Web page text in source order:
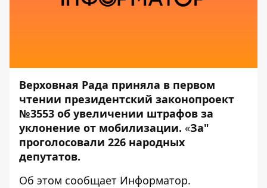
Верховная Рада приняла в первом
чтении президентский законопроект
№3553 об увеличении штрафов за
уклонение от мобилизации. «За"
проголосовали 226 народных
депутатов.
Об этом сообщает Информатор.